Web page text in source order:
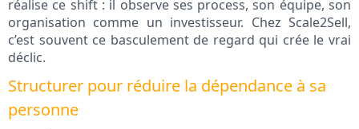
réalise ce shift : il observe ses process, son équipe, son
organisation comme un investisseur. Chez Scale2Sell,
c’est souvent ce basculement de regard qui crée le vrai
déclic.
Structurer pour réduire la dépendance à sa
personne